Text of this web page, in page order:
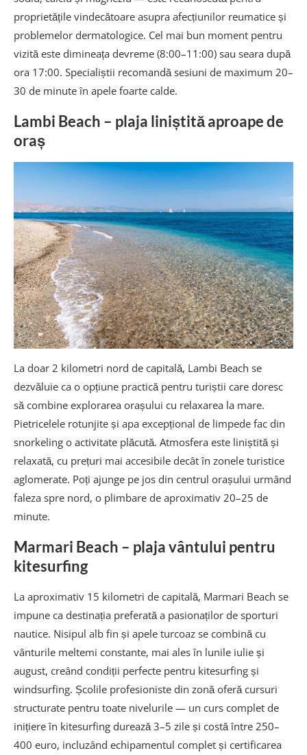
proprietățile vindecătoare asupra afecțiunilor reumatice și
problemelor dermatologice. Cel mai bun moment pentru
vizită este dimineața devreme (8:00–11:00) sau seara după
ora 17:00. Specialiștii recomandă sesiuni de maximum 20–
30 de minute în apele foarte calde.
Lambi Beach – plaja liniștită aproape de
oraș
La doar 2 kilometri nord de capitală, Lambi Beach se
dezvăluie ca o opțiune practică pentru turiștii care doresc
să combine explorarea orașului cu relaxarea la mare.
Pietricelele rotunjite și apa excepțional de limpede fac din
snorkeling o activitate plăcută. Atmosfera este liniștită și
relaxată, cu prețuri mai accesibile decât în zonele turistice
aglomerate. Poți ajunge pe jos din centrul orașului urmând
faleza spre nord, o plimbare de aproximativ 20–25 de
minute.
Marmari Beach – plaja vântului pentru
kitesurfing
La aproximativ 15 kilometri de capitală, Marmari Beach se
impune ca destinația preferată a pasionaților de sporturi
nautice. Nisipul alb fin și apele turcoaz se combină cu
vânturile meltemi constante, mai ales în lunile iulie și
august, creând condiții perfecte pentru kitesurfing și
windsurfing. Școlile profesioniste din zonă oferă cursuri
structurate pentru toate nivelurile — un curs complet de
inițiere în kitesurfing durează 3–5 zile și costă între 250–
400 euro, incluzând echipamentul complet și certificarea